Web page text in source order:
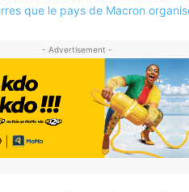
- Advertisement -